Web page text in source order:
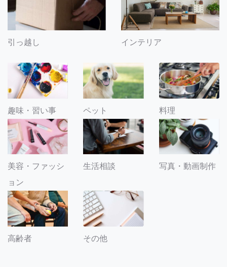
引っ越し インテリア
趣味・習い事 ペット 料理
美容・ファッシ
ョン
生活相談 写真・動画制作
高齢者 その他